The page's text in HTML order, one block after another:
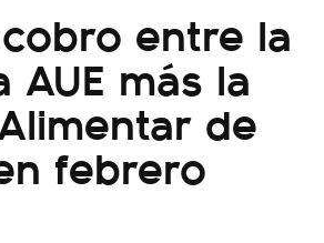
entre la
AUE más la
de
febrero